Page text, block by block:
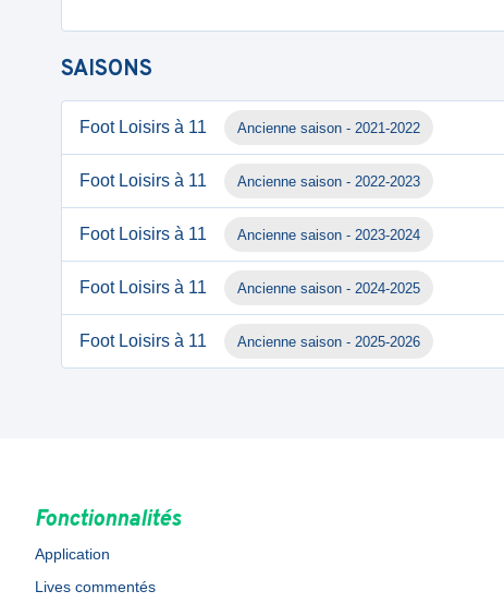
SAISONS
Foot Loisirs à 11 Ancienne saison - 2021-2022
Foot Loisirs à 11 Ancienne saison - 2022-2023
Foot Loisirs à 11 Ancienne saison - 2023-2024
Foot Loisirs à 11 Ancienne saison - 2024-2025
Foot Loisirs à 11 Ancienne saison - 2025-2026
Fonctionnalités
Application
Lives commentés